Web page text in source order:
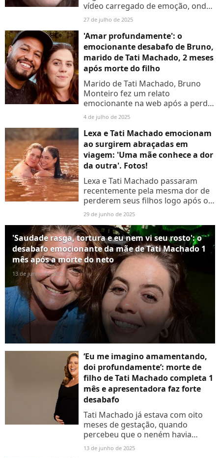
vídeo carregado de emoção, onde
fala sobre a morte do filho, Rael.
Veja!
27 de julho de 2025
'Amar profundamente': o
emocionante desabafo de Bruno,
marido de Tati Machado, 2 meses
após morte do filho
Marido de Tati Machado, Bruno
Monteiro fez um relato
emocionante na web após a perda
de Rael, bebê que esperava com
Tati Machado. O casal esteve
recentemente viajando pelo
Amazonas:
4 de julho de 2025
Lexa e Tati Machado emocionam
ao surgirem abraçadas em
viagem: 'Uma mãe conhece a dor
da outra'. Fotos!
Lexa e Tati Machado passaram
recentemente pela mesma dor de
perderem seus filhos logo após o
nascimento. E as duas decidiram
se curar juntas em uma viagem pra
lá de emocionante. Veja...
29 de junho de 2025
'Saudade rasga, tortura e eu nem vi seu rosto': o
desabafo emocionante da mãe de Tati Machado 1
mês após a morte do neto
13 de junho de 2025
‘Eu me imagino amamentando,
doi profundamente’: morte de
filho de Tati Machado completa 1
mês e apresentadora faz forte
desabafo
Tati Machado já estava com oito
meses de gestação, quando
percebeu que o neném havia
perdido os movimentos.
13 de junho de 2025